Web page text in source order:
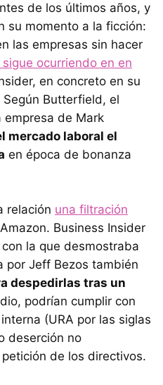
de los últimos años, y
su momento a la ficción:
las empresas sin hacer
sigue ocurriendo en en
en concreto en su
Butterfield, el
empresa de Mark
mercado laboral el
en época de bonanza
relación una filtración
Business Insider
la que desmostraba
por Jeff Bezos también
despedirlas tras un
podrían cumplir con
(URA por las siglas
deserción no
de los directivos.